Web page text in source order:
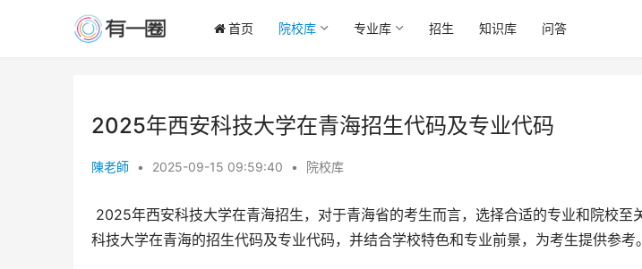
首页 院校库 专业库 招生 知识库 问答
2025年西安科技大学在青海招生代码及专业代码
陳老師 • 2025-09-15 09:59:40 • 院校库
科技大学在青海的招生代码及专业代码，并结合学校特色和专业前景，为考生提供参考。